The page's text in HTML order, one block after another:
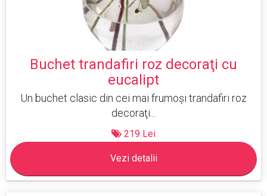
Buchet trandafiri roz decoraţi cu
eucalipt
Un buchet clasic din cei mai frumoşi trandafiri roz
decoraţi...
219 Lei
Vezi detalii